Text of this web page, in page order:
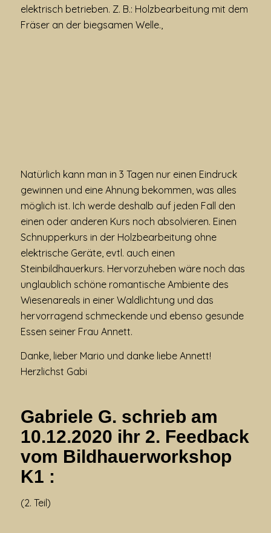
elektrisch betrieben. Z. B.: Holzbearbeitung mit dem
Fräser an der biegsamen Welle.,
Natürlich kann man in 3 Tagen nur einen Eindruck
gewinnen und eine Ahnung bekommen, was alles
möglich ist. Ich werde deshalb auf jeden Fall den
einen oder anderen Kurs noch absolvieren. Einen
Schnupperkurs in der Holzbearbeitung ohne
elektrische Geräte, evtl. auch einen
Steinbildhauerkurs. Hervorzuheben wäre noch das
unglaublich schöne romantische Ambiente des
Wiesenareals in einer Waldlichtung und das
hervorragend schmeckende und ebenso gesunde
Essen seiner Frau Annett.
Danke, lieber Mario und danke liebe Annett!
Herzlichst Gabi
Gabriele G. schrieb am
10.12.2020 ihr 2. Feedback
vom Bildhauerworkshop
K1 :
(2. Teil)